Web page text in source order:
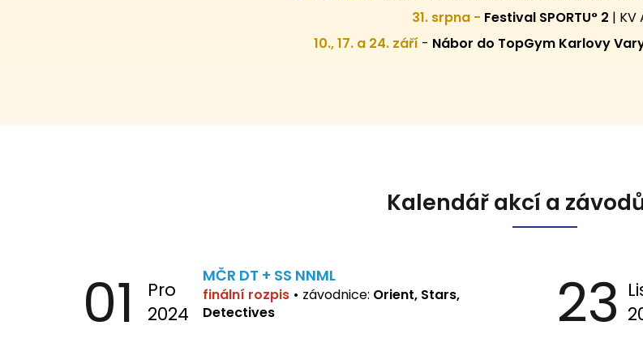
31. srpna - Festival SPORTU° 2 | KV
10., 17. a 24. září - Nábor do TopGym Karlovy
Kalendář akcí a
01
Pro
2024
MČR DT + SS NNML
finální rozpis • závodnice: Orient, Stars,
Detectives
23